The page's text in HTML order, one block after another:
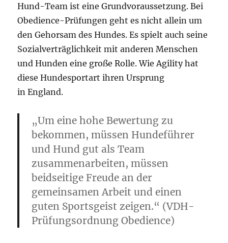
Hund-Team ist eine Grundvoraussetzung. Bei
Obedience-Prüfungen geht es nicht allein um
den Gehorsam des Hundes. Es spielt auch seine
Sozialverträglichkeit mit anderen Menschen
und Hunden eine große Rolle. Wie Agility hat
diese Hundesportart ihren Ursprung
in England.
„Um eine hohe Bewertung zu
bekommen, müssen Hundeführer
und Hund gut als Team
zusammenarbeiten, müssen
beidseitige Freude an der
gemeinsamen Arbeit und einen
guten Sportsgeist zeigen.“ (VDH-
Prüfungsordnung Obedience)